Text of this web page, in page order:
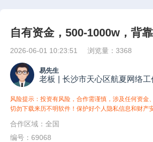
自有资金，500-1000w，背
2026-06-01 10:23:51 浏览量：3368
易先生
老板 长沙市天心区航夏网络工
风险提示：投资有风险，合作需谨慎，涉及任何资金
切勿下载来历不明软件！保护好个人隐私信息和财产
合作区域：全国
编号：69068